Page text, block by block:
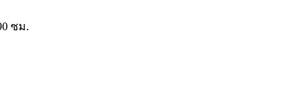
ซม.